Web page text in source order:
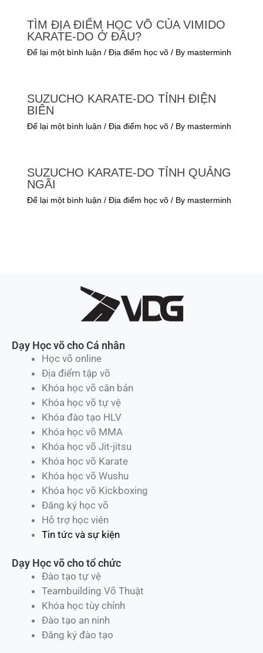
Để lại một bình luận /Địa điểm học võ/ By masterminh
SUZUCHO KARATE-DO TỈNH QUẢNG
Dạy Học võ cho Cá nhân
Học võ online
Địa điểm tập võ
Khóa học võ căn bản
Khóa học võ tự vệ
Khóa đào tạo HLV
Khóa học võ MMA
Khóa học võ Jit-jitsu
Khóa học võ Karate
Khóa học võ Wushu
Khóa học võ Kickboxing
Đăng ký học võ